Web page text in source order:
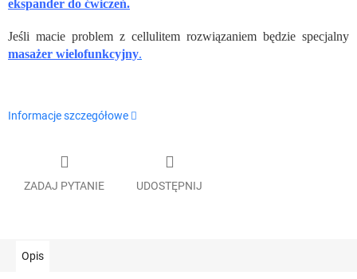
ekspander do ćwiczeń.
Jeśli macie problem z cellulitem rozwiązaniem będzie specjalny
masażer wielofunkcyjny.
Informacje szczegółowe
ZADAJ PYTANIE UDOSTĘPNIJ
Opis